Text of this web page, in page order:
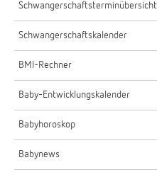
Schwangerschaftsterminübersicht
Schwangerschaftskalender
BMI-Rechner
Baby-Entwicklungskalender
Babyhoroskop
Babynews